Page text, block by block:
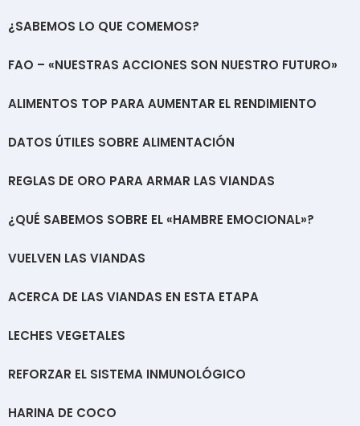
¿SABEMOS LO QUE COMEMOS?
FAO – «NUESTRAS ACCIONES SON NUESTRO FUTURO»
ALIMENTOS TOP PARA AUMENTAR EL RENDIMIENTO
DATOS ÚTILES SOBRE ALIMENTACIÓN
REGLAS DE ORO PARA ARMAR LAS VIANDAS
¿QUÉ SABEMOS SOBRE EL «HAMBRE EMOCIONAL»?
VUELVEN LAS VIANDAS
ACERCA DE LAS VIANDAS EN ESTA ETAPA
LECHES VEGETALES
REFORZAR EL SISTEMA INMUNOLÓGICO
HARINA DE COCO